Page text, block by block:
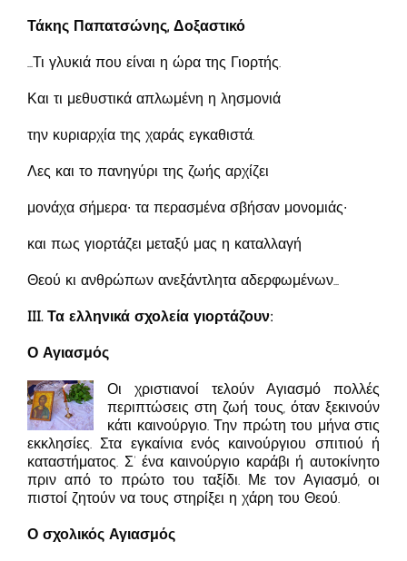
Τάκης Παπατσώνης, Δοξαστικό
…Τι γλυκιά που είναι η ώρα της Γιορτής.
Και τι μεθυστικά απλωμένη η λησμονιά
την κυριαρχία της χαράς εγκαθιστά.
Λες και το πανηγύρι της ζωής αρχίζει
μονάχα σήμερα∙ τα περασμένα σβήσαν μονομιάς∙
και πως γιορτάζει μεταξύ μας η καταλλαγή
Θεού κι ανθρώπων ανεξάντλητα αδερφωμένων…
III. Τα ελληνικά σχολεία γιορτάζουν:
Ο Αγιασμός
Οι χριστιανοί τελούν Αγιασμό πολλές
περιπτώσεις στη ζωή τους, όταν ξεκινούν
κάτι καινούργιο. Την πρώτη του μήνα στις
εκκλησίες. Στα εγκαίνια ενός καινούργιου σπιτιού ή
καταστήματος. Σ’ ένα καινούργιο καράβι ή αυτοκίνητο
πριν από το πρώτο του ταξίδι. Με τον Αγιασμό, οι
πιστοί ζητούν να τους στηρίξει η χάρη του Θεού.
Ο σχολικός Αγιασμός